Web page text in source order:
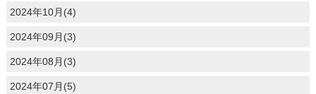
2024年10月(4)
2024年09月(3)
2024年08月(3)
2024年07月(5)